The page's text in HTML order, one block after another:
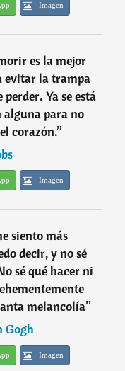
Imagen
es la mejor
evitar la trampa
Ya se está
alguna para no
corazón.”
Imagen
siento más
decir, y no sé
sé qué hacer ni
melancolía”
Gogh
Imagen